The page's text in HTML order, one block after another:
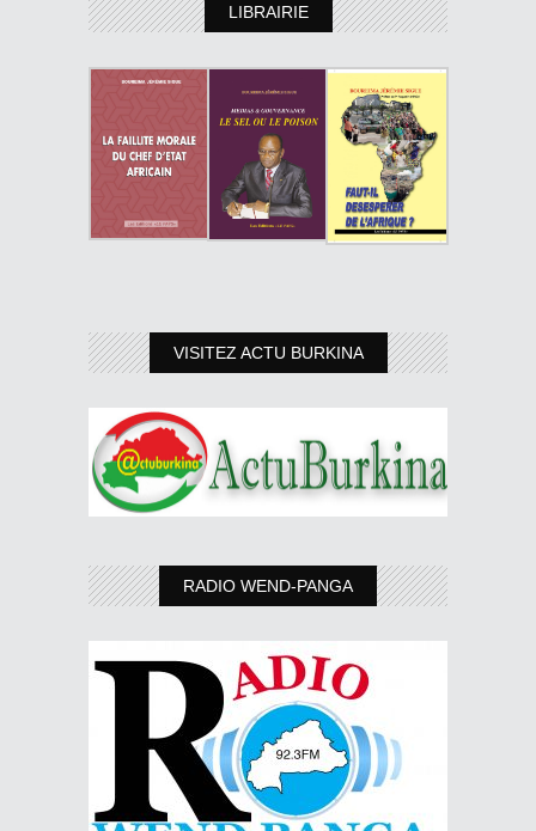
LIBRAIRIE
VISITEZ ACTU BURKINA
RADIO WEND-PANGA